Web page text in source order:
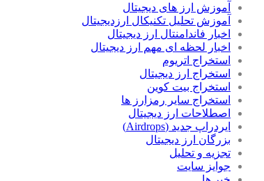
آموزش ارز های دیجیتال
آموزش تحلیل تکنیکال ارزدیجیتال
اخبار فاندامنتال ارز دیجیتال
اخبار لحظه ای مهم ارز دیجیتال
استخراج اتریوم
استخراج ارز دیجیتال
استخراج بیت کوین
استخراج سایر رمزارز ها
اصطلاحات ارز دیجیتال
ایردراپ جدید (Airdrops)
بزرگان ارز دیجیتال
تجزیه و تحلیل
جوایز سایت